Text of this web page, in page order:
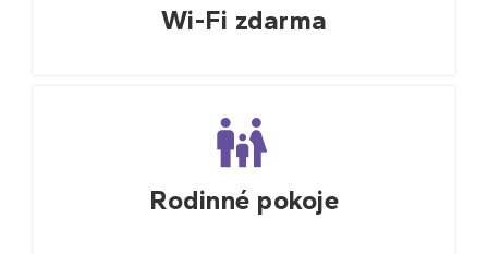
Wi-Fi zdarma
Rodinné pokoje